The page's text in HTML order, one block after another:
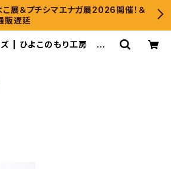
展＆プチシマエナガ展2026開催！＆
販遅延
| ひよこのもり工房 We